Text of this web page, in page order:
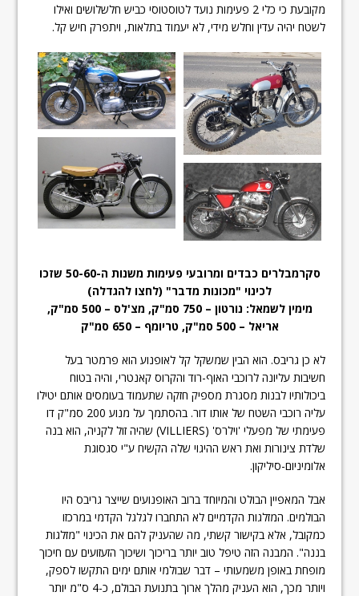
מקובעת כי כלי 2 פעימות נועד לטוסטוסי כביש חלשלושים ואילו
לשטח יהיה עדין וחלש מידי, לא יעמוד בתלאות, ויתפרק חיש קל.
סקרמבלרים כבדים ומרובעי פעימות משנות ה-50-60 שזכו
לכינוי "מכונות מדבר" (לחצו להגדלה)
מימין לשמאל: נורטון – 750 סמ"ק, מצ'לס – 500 סמ"ק,
אריאל – 500 סמ"ק, טריומף – 650 סמ"ק
לא כן גריבס. הוא הבין שמשקל קל לאופנוע הוא פרמטר בעל
חשיבות עליונה לרוכבי האוף-רוד והקרוס קאנטרי, והיה בטוח
ביכולותיו לבנות מסגרת מספיק חזקה שתעמוד בעומסים אותם יטילו
עליה רוכבי השטח של אותו דור. בהסתמך על מנוע 200 סמ"ק דו
פעימתי של מפעלי 'וילרס' (VILLIERS) שהיה זול לקניה, הוא בנה
שלדת צינורות ואת ראש ההיגוי שלה הקשיח ע"י סגסוגת
אלומיניום-סיליקון.
אבל המאפיין הבולט והמיוחד ברוב האופנועים שייצר גריבס היו
הבולמים. המזלגות הקדמיים לא התחברו לגלגל הקדמי במרכזו
כמקובל, אלא בקישור קשתי, מה שהעניק להם את הכינוי "מזלגות
בננה". המבנה הזה טיפל טוב יותר בריכוך ושיכוך הזעזועים עם חיכוך
מופחת באופן משמעותי – דבר שבולמי אותם ימים התקשו לספק,
ויותר מכך, הוא העניק מהלך ארוך בתנועת הבולם, כ-4 ס"מ יותר